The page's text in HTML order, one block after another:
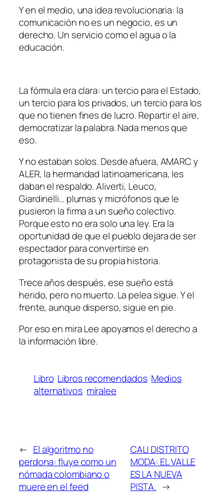
Y en el medio, una idea revolucionaria: la
comunicación no es un negocio, es un
derecho. Un servicio como el agua o la
educación.
La fórmula era clara: un tercio para el Estado,
un tercio para los privados, un tercio para los
que no tienen fines de lucro. Repartir el aire,
democratizar la palabra. Nada menos que
eso.
Y no estaban solos. Desde afuera, AMARC y
ALER, la hermandad latinoamericana, les
daban el respaldo. Aliverti, Leuco,
Giardinelli… plumas y micrófonos que le
pusieron la firma a un sueño colectivo.
Porque esto no era solo una ley. Era la
oportunidad de que el pueblo dejara de ser
espectador para convertirse en
protagonista de su propia historia.
Trece años después, ese sueño está
herido, pero no muerto. La pelea sigue. Y el
frente, aunque disperso, sigue en pie.
Por eso en mira Lee apoyamos el derecho a
la información libre.
Libro Libros recomendados Medios
alternativos míralee
← El algoritmo no
perdona: fluye como un
nómada colombiano o
muere en el feed
CALI DISTRITO
MODA: EL VALLE
ES LA NUEVA
PISTA. →